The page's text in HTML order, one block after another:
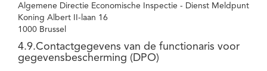
Algemene Directie Economische Inspectie - Dienst Meldpunt
Koning Albert II-laan 16
1000 Brussel
4.9.Contactgegevens van de functionaris voor
gegevensbescherming (DPO)